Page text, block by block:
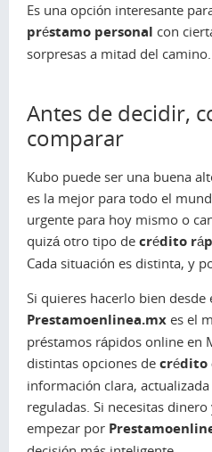
Es una opción interesante
préstamo personal con
sorpresas a mitad del camino.
Antes de decidir,
comparar
Kubo puede ser una buena
es la mejor para todo el
urgente para hoy mismo o
quizá otro tipo de crédito
Cada situación es distinta, y
Si quieres hacerlo bien desde
Prestamoenlinea.mx es el
préstamos rápidos online en
distintas opciones de crédito
información clara,
reguladas. Si necesitas
empezar por